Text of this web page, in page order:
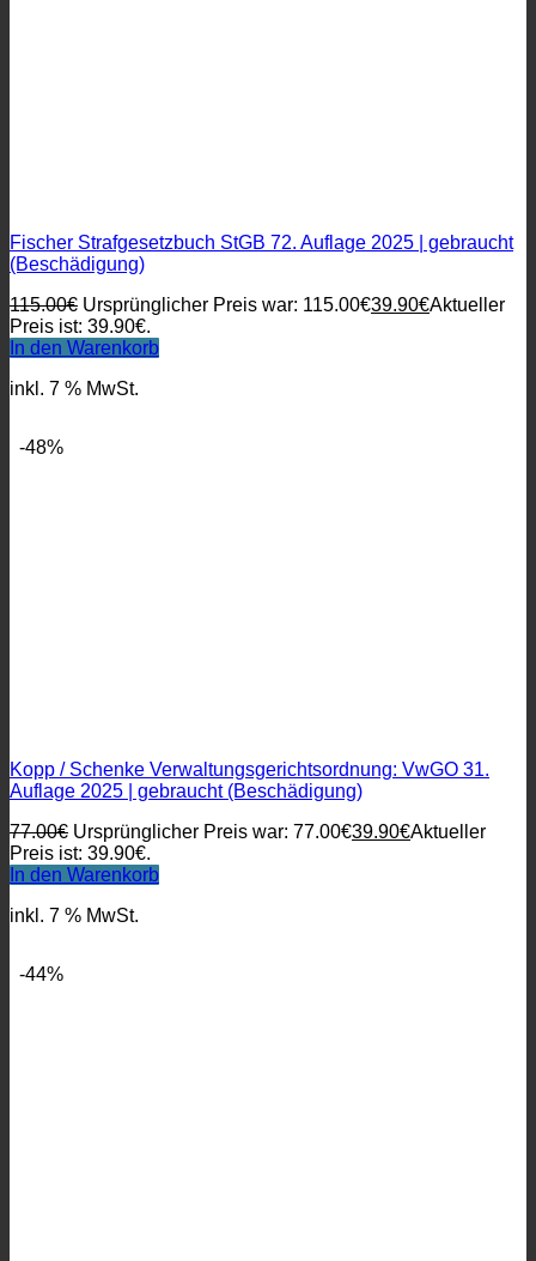
Fischer Strafgesetzbuch StGB 72. Auflage 2025 | gebraucht
(Beschädigung)
115.00€ Ursprünglicher Preis war: 115.00€39.90€Aktueller
Preis ist: 39.90€.
In den Warenkorb
inkl. 7 % MwSt.
-48%
Kopp / Schenke Verwaltungsgerichtsordnung: VwGO 31.
Auflage 2025 | gebraucht (Beschädigung)
77.00€ Ursprünglicher Preis war: 77.00€39.90€Aktueller
Preis ist: 39.90€.
In den Warenkorb
inkl. 7 % MwSt.
-44%